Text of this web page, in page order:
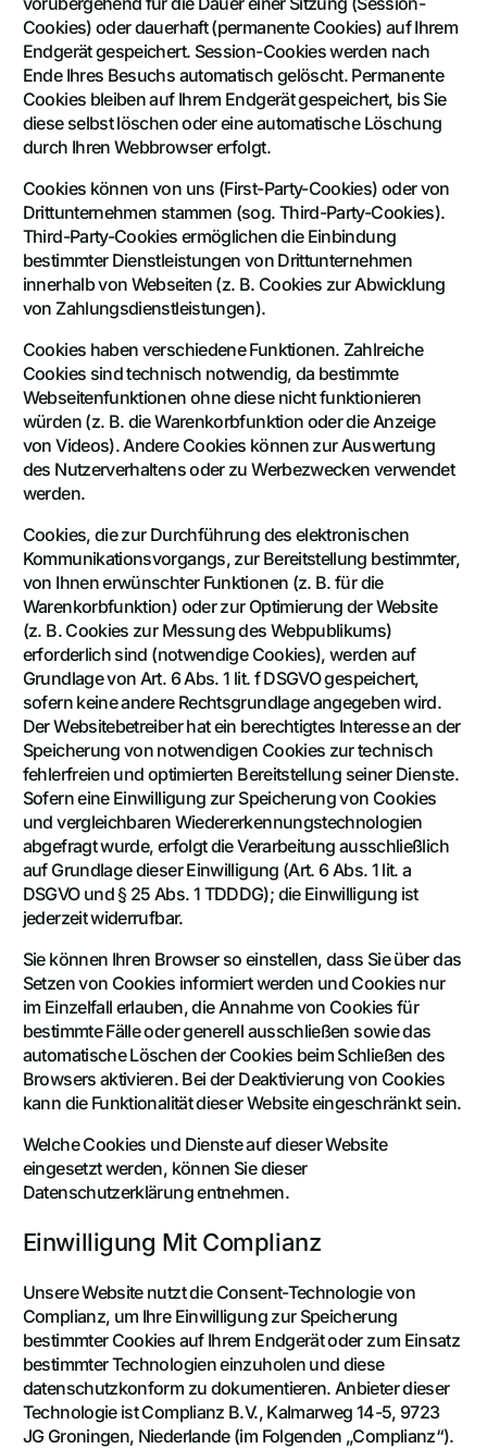
Cookies) oder dauerhaft (permanente Cookies) auf Ihrem
Endgerät gespeichert. Session-Cookies werden nach
Ende Ihres Besuchs automatisch gelöscht. Permanente
Cookies bleiben auf Ihrem Endgerät gespeichert, bis Sie
diese selbst löschen oder eine automatische Löschung
durch Ihren Webbrowser erfolgt.
Cookies können von uns (First-Party-Cookies) oder von
Drittunternehmen stammen (sog. Third-Party-Cookies).
Third-Party-Cookies ermöglichen die Einbindung
bestimmter Dienstleistungen von Drittunternehmen
innerhalb von Webseiten (z. B. Cookies zur Abwicklung
von Zahlungsdienstleistungen).
Cookies haben verschiedene Funktionen. Zahlreiche
Cookies sind technisch notwendig, da bestimmte
Webseitenfunktionen ohne diese nicht funktionieren
würden (z. B. die Warenkorbfunktion oder die Anzeige
von Videos). Andere Cookies können zur Auswertung
des Nutzerverhaltens oder zu Werbezwecken verwendet
werden.
Cookies, die zur Durchführung des elektronischen
Kommunikationsvorgangs, zur Bereitstellung bestimmter,
von Ihnen erwünschter Funktionen (z. B. für die
Warenkorbfunktion) oder zur Optimierung der Website
(z. B. Cookies zur Messung des Webpublikums)
erforderlich sind (notwendige Cookies), werden auf
Grundlage von Art. 6 Abs. 1 lit. f DSGVO gespeichert,
sofern keine andere Rechtsgrundlage angegeben wird.
Der Websitebetreiber hat ein berechtigtes Interesse an der
Speicherung von notwendigen Cookies zur technisch
fehlerfreien und optimierten Bereitstellung seiner Dienste.
Sofern eine Einwilligung zur Speicherung von Cookies
und vergleichbaren Wiedererkennungstechnologien
abgefragt wurde, erfolgt die Verarbeitung ausschließlich
auf Grundlage dieser Einwilligung (Art. 6 Abs. 1 lit. a
DSGVO und § 25 Abs. 1 TDDDG); die Einwilligung ist
jederzeit widerrufbar.
Sie können Ihren Browser so einstellen, dass Sie über das
Setzen von Cookies informiert werden und Cookies nur
im Einzelfall erlauben, die Annahme von Cookies für
bestimmte Fälle oder generell ausschließen sowie das
automatische Löschen der Cookies beim Schließen des
Browsers aktivieren. Bei der Deaktivierung von Cookies
kann die Funktionalität dieser Website eingeschränkt sein.
Welche Cookies und Dienste auf dieser Website
eingesetzt werden, können Sie dieser
Datenschutzerklärung entnehmen.
Einwilligung Mit Complianz
Unsere Website nutzt die Consent-Technologie von
Complianz, um Ihre Einwilligung zur Speicherung
bestimmter Cookies auf Ihrem Endgerät oder zum Einsatz
bestimmter Technologien einzuholen und diese
datenschutzkonform zu dokumentieren. Anbieter dieser
Technologie ist Complianz B.V., Kalmarweg 14-5, 9723
JG Groningen, Niederlande (im Folgenden „Complianz“).